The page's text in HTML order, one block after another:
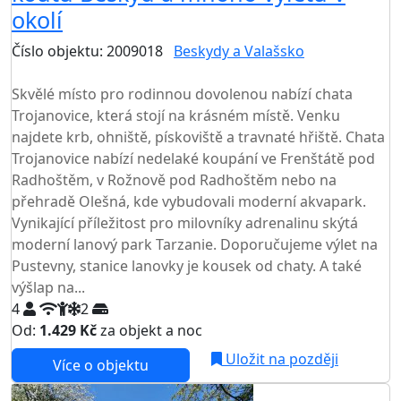
okolí
Číslo objektu: 2009018 Beskydy a Valašsko
Skvělé místo pro rodinnou dovolenou nabízí chata
Trojanovice, která stojí na krásném místě. Venku
najdete krb, ohniště, pískoviště a travnaté hřiště. Chata
Trojanovice nabízí nedelaké koupání ve Frenštátě pod
Radhoštěm, v Rožnově pod Radhoštěm nebo na
přehradě Olešná, kde vybudovali moderní akvapark.
Vynikající příležitost pro milovníky adrenalinu skýtá
moderní lanový park Tarzanie. Doporučujeme výlet na
Pustevny, stanice lanovky je kousek od chaty. A také
výšlap na...
4
2
Od: 1.429 Kčza objekt a noc
Více o objektu Uložit na později